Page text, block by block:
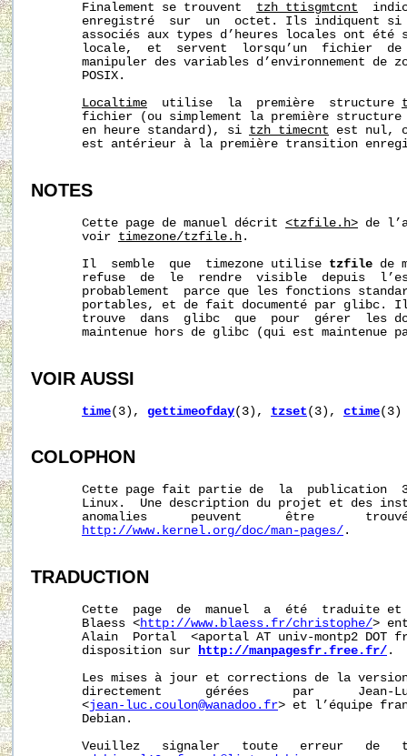
       Finalement se trouvent
tzh_ttisgmtcnt
enregistré  sur  un  octet. Ils indiquent
associés aux types d’heures locales ont été
locale,  et  servent  lorsqu’un  fichier
manipuler des variables d’environnement de
       POSIX.
Localtime
  utilise  la  première  structure
fichier (ou simplement la première
       en heure standard), si
tzh_timecnt est nul,
est antérieur à la première transition
NOTES
       Cette page de manuel décrit
<tzfile.h> de
       voir
timezone/tzfile.h .
       Il  semble  que  timezone utilise
tzfile de
refuse  de  le  rendre  visible  depuis
probablement  parce que les fonctions
portables, et de fait documenté par glibc.
trouve  dans  glibc  que  pour  gérer  les
maintenue hors de glibc (qui est maintenue
VOIR AUSSI
time(3), gettimeofday(3), tzset (3), ctime(3)
COLOPHON
Cette page fait partie de  la  publication
Linux.  Une description du projet et des
anomalies      peuvent      être
http://www.kernel.org/doc/man-pages/ .
TRADUCTION
Cette  page  de  manuel  a  été  traduite
       Blaess <
http://www.blaess.fr/christophe/>
Alain  Portal  <aportal AT univ-montp2 DOT
       disposition sur
http://manpagesfr.free.fr/ .
Les mises à jour et corrections de la
directement      gérées      par      Jean-
       <
jean-luc.coulon@wanadoo.fr> et l’équipe
       Debian.
Veuillez   signaler   toute   erreur   de